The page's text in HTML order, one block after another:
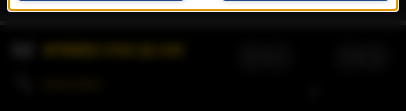
informacje na temat przetwarzania Twoich danych znajdują się w